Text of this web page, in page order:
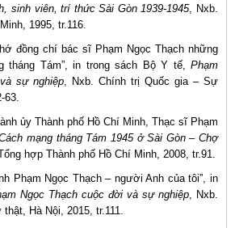
sinh viên, trí thức Sài Gòn 1939-1945, Nxb.
1995, tr.116.
đồng chí bác sĩ Phạm Ngọc Thạch những
tháng Tám”, in trong sách Bộ Y tế, Phạm
sự nghiệp, Nxb. Chính trị Quốc gia – Sự
63.
ủy Thành phố Hồ Chí Minh, Thạc sĩ Phạm
mạng tháng Tám 1945 ở Sài Gòn – Chợ
hợp Thành phố Hồ Chí Minh, 2008, tr.91.
Phạm Ngọc Thạch – người Anh của tôi”, in
Ngọc Thạch cuộc đời và sự nghiệp, Nxb.
Hà Nội, 2015, tr.111.